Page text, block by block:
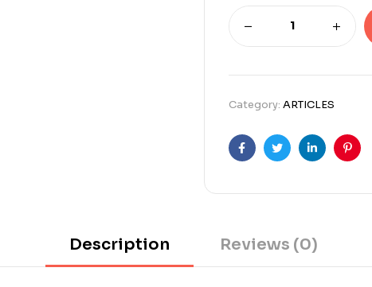
Category: ARTICLES
FacebookTwitterLinkedin
Description Reviews (0)